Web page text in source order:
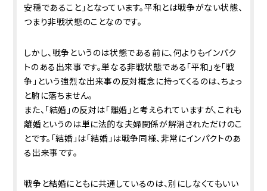
安穏であること」となっています。平和とは戦争がない状態、
つまり非戦状態のことなのです。
しかし、戦争というのは状態である前に、何よりもインパク
トのある出来事です。単なる非戦状態である「平和」を「戦
争」という強烈な出来事の反対概念に持ってくるのは、ちょっ
と腑に落ちません。
また、「結婚」の反対は「離婚」と考えられていますが、これも
離婚というのは単に法的な夫婦関係が解消されただけのこ
とです。「結婚」は「結婚」は戦争同様、非常にインパクトのあ
る出来事です。
戦争と結婚にともに共通しているのは、別にしなくてもいい